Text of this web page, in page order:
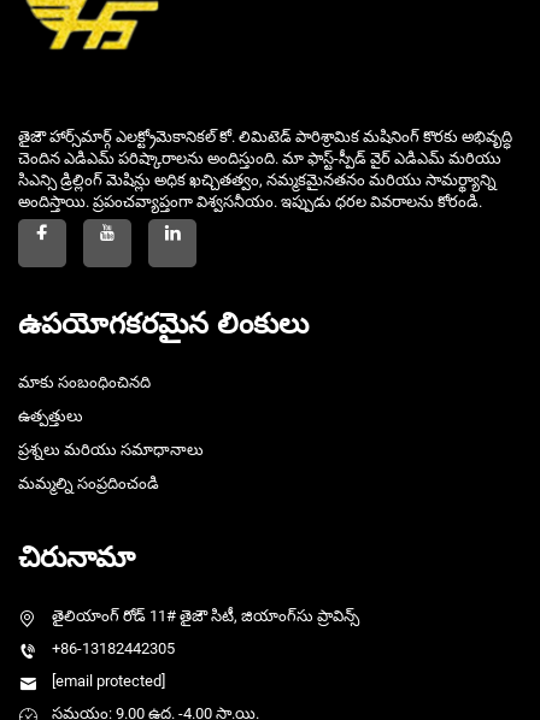
తైజౌ హార్స్‌మార్గ్ ఎలక్ట్రోమెకానికల్ కో. లిమిటెడ్ పారిశ్రామిక మషినింగ్ కొరకు అభివృద్ధి
చెందిన ఎడిఎమ్ పరిష్కారాలను అందిస్తుంది. మా ఫాస్ట్-స్పీడ్ వైర్ ఎడిఎమ్ మరియు
సిఎన్సి డ్రిల్లింగ్ మెషిన్లు అధిక ఖచ్చితత్వం, నమ్మకమైనతనం మరియు సామర్థ్యాన్ని
అందిస్తాయి. ప్రపంచవ్యాప్తంగా విశ్వసనీయం. ఇప్పుడు ధరల వివరాలను కోరండి.
ఉపయోగకరమైన లింకులు
మాకు సంబంధించినది
ఉత్పత్తులు
ప్రశ్నలు మరియు సమాధానాలు
మమ్మల్ని సంప్రదించండి
చిరునామా
తైలియాంగ్ రోడ్ 11# తైజౌ సిటీ, జియాంగ్‌సు ప్రావిన్స్
+86-13182442305
[email protected]
సమయం: 9.00 ఉద. -4.00 సా.యి.